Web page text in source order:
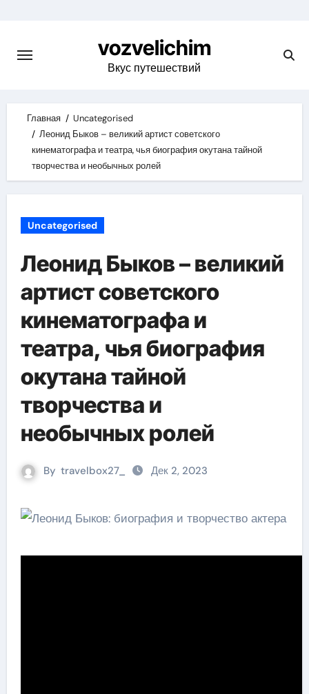
content
vozvelichim
Вкус путешествий
Главная
Uncategorised
Леонид Быков – великий артист советского
кинематографа и театра, чья биография окутана тайной
творчества и необычных ролей
Uncategorised
Леонид Быков – великий
артист советского
кинематографа и
театра, чья биография
окутана тайной
творчества и
необычных ролей
By travelbox27_ Дек 2, 2023